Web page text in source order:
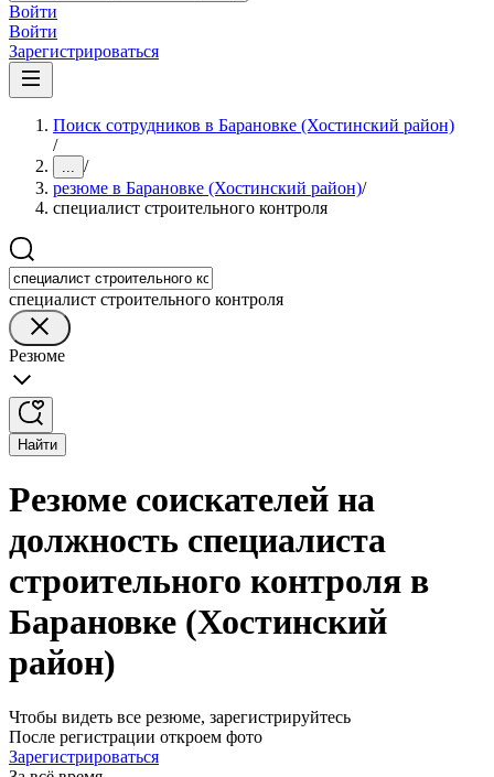
Войти
Войти
Зарегистрироваться
Поиск сотрудников в Барановке (Хостинский район)
/
... /
резюме в Барановке (Хостинский район)/
специалист строительного контроля
специалист строительного контроля
Резюме
Найти
Резюме соискателей на
должность специалиста
строительного контроля в
Барановке (Хостинский
район)
Чтобы видеть все резюме, зарегистрируйтесь
После регистрации откроем фото
Зарегистрироваться